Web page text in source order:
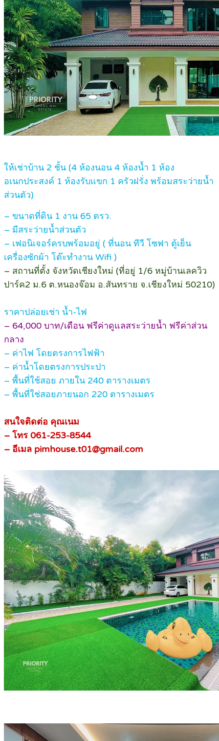
ให้เช่าบ้าน 2 ชั้น (4 ห้องนอน 4 ห้องน้ำ 1 ห้อง
อเนกประสงค์ 1 ห้องรับแขก 1 ครัวฝรั่ง พร้อมสระว่ายน้ำ
ส่วนตัว)
– ขนาดที่ดิน 1 งาน 65 ตรว.
– มีสระว่ายน้ำส่วนตัว
– เฟอนิเจอร์ครบพร้อมอยู่ ( ที่นอน ทีวี โซฟา ตู้เย็น
เครื่องซักผ้า โต๊ะทำงาน Wifi )
– สถานที่ตั้ง จังหวัดเชียงใหม่ (ที่อยู่ 1/6 หมู่บ้านเลควิว
ปาร์ค2 ม.6 ต.หนองจ๊อม อ.สันทราย จ.เชียงใหม่ 50210)
ราคาปล่อยเช่า น้ำ-ไฟ
– 64,000 บาท/เดือน ฟรีค่าดูแลสระว่ายน้ำ ฟรีค่าส่วน
กลาง
– ค่าไฟ โดยตรงการไฟฟ้า
– ค่าน้ำโดยตรงการประปา
– พื้นที่ใช้สอย ภายใน 240 ตารางเมตร
– พื้นที่ใช่สอยภายนอก 220 ตารางเมตร
สนใจติดต่อ คุณเนม
– โทร 061-253-8544
– อีเมล pimhouse.t01@gmail.com